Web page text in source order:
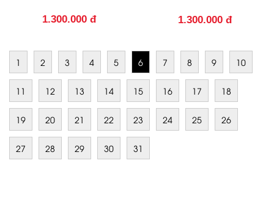
1.300.000 đ 1.300.000 đ
1 2 3 4 5 6 7 8 9 10
11 12 13 14 15 16 17 18
19 20 21 22 23 24 25 26
27 28 29 30 31